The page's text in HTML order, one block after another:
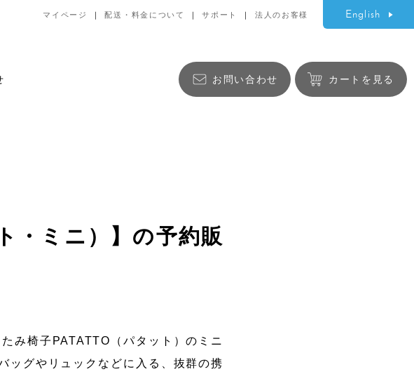
マイページ 配送・料金について サポート 法人のお客様 English
お問い合わせ カートを見る
防災／
受注生産品
・ミニ）】の予約販
み椅子PATATTO（パタット）のミニ
ッグやリュックなどに入る、抜群の携